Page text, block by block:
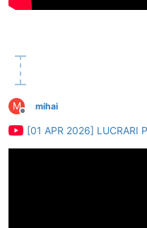
M
Deconectat
mihai
[01 APR 2026] LUCRARI